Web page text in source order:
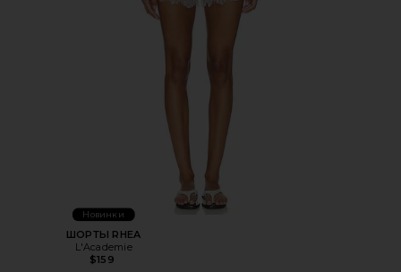
Новинки
ШОРТЫ RHEA
L'Academie
$159